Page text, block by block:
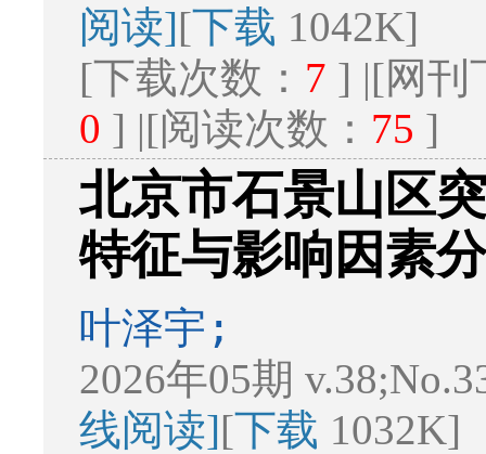
阅读][下载 1042K]
[下载次数： 7 ] |[网刊
0 ] |[阅读次数： 75 ]
北京市石景山区
特征与影响因素
叶泽宇;
2026年05期
线阅读][下载 1032K]